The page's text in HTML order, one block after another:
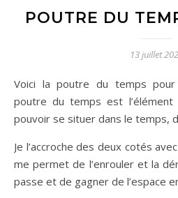
POUTRE DU
13 juillet
Voici la poutre du temps pour l’année 2023-2024.. La
poutre du temps est
pouvoir se situer dans le temps,
Je l’accroche des deux cotés
me permet de l’enrouler et la
passe et de gagner de l’espace